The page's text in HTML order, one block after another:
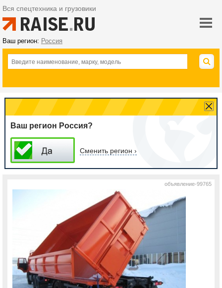
Вся спецтехника и грузовики
Ваш регион: Россия
Ваш регион Россия?
Сменить регион ›
объявление-99765